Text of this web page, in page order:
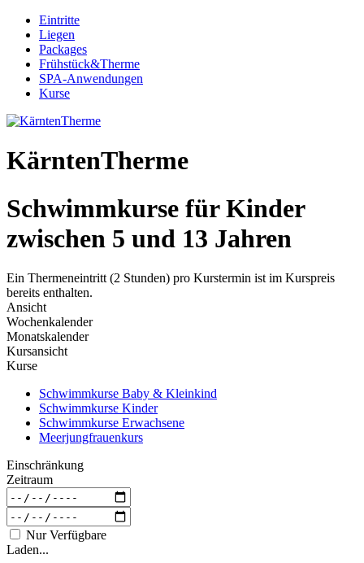
Eintritte
Liegen
Packages
Frühstück&Therme
SPA-Anwendungen
Kurse
KärntenTherme
Schwimmkurse für Kinder
zwischen 5 und 13 Jahren
Ein Thermeneintritt (2 Stunden) pro Kurstermin ist im Kurspreis
bereits enthalten.
Ansicht
Wochenkalender
Monatskalender
Kursansicht
Kurse
Schwimmkurse Baby & Kleinkind
Schwimmkurse Kinder
Schwimmkurse Erwachsene
Meerjungfrauenkurs
Einschränkung
Zeitraum
Nur Verfügbare
Laden...